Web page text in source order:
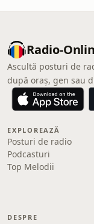
Radio-
Ascultă posturi de
după oraș, gen sau
EXPLOREAZĂ
Posturi de radio
Podcasturi
Top Melodii
DESPRE